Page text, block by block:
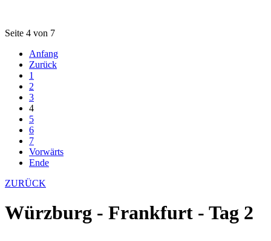
Seite 4 von 7
Anfang
Zurück
1
2
3
4
5
6
7
Vorwärts
Ende
ZURÜCK
Würzburg - Frankfurt - Tag 2